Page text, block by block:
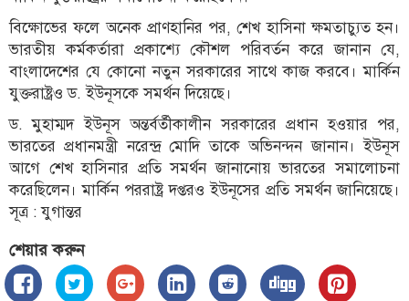
বিক্ষোভের ফলে অনেক প্রাণহানির পর, শেখ হাসিনা ক্ষমতাচ্যুত হন।
ভারতীয় কর্মকর্তারা প্রকাশ্যে কৌশল পরিবর্তন করে জানান যে,
বাংলাদেশের যে কোনো নতুন সরকারের সাথে কাজ করবে। মার্কিন
যুক্তরাষ্ট্রও ড. ইউনূসকে সমর্থন দিয়েছে।
ড. মুহাম্মদ ইউনূস অন্তর্বর্তীকালীন সরকারের প্রধান হওয়ার পর,
ভারতের প্রধানমন্ত্রী নরেন্দ্র মোদি তাকে অভিনন্দন জানান। ইউনূস
আগে শেখ হাসিনার প্রতি সমর্থন জানানোয় ভারতের সমালোচনা
করেছিলেন। মার্কিন পররাষ্ট্র দপ্তরও ইউনূসের প্রতি সমর্থন জানিয়েছে।
সূত্র : যুগান্তর
শেয়ার করুন